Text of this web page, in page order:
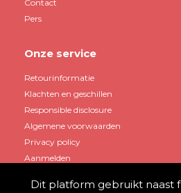
Contact
Pers
Onze service
Retourinformatie
Klachten en geschillen
Responsible disclosure
Algemene voorwaarden
Privacy policy
Aanmelden
Dit platform gebruikt naast